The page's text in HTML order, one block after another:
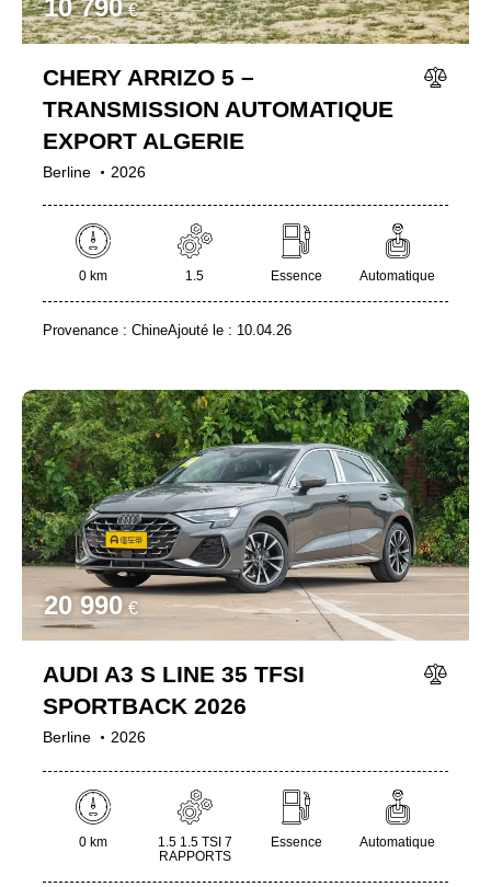
10 790 €
CHERY ARRIZO 5 –
TRANSMISSION AUTOMATIQUE
EXPORT ALGERIE
Berline 2026
0 km 1.5 Essence Automatique
Provenance : ChineAjouté le : 10.04.26
20 990 €
AUDI A3 S LINE 35 TFSI
SPORTBACK 2026
Berline 2026
0 km
1.5 1.5 TSI 7
RAPPORTS
Essence Automatique